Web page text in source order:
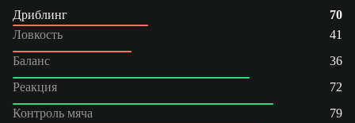
Дриблинг
70
Ловкость
41
Баланс
36
Реакция
72
Контроль мяча
79